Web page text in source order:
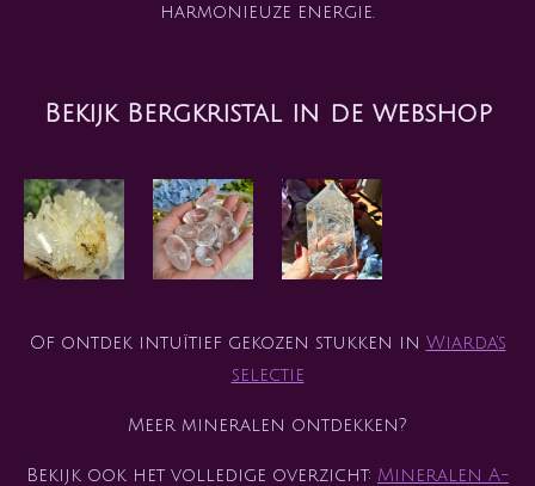
harmonieuze energie.
Bekijk Bergkristal in de webshop
Of ontdek intuïtief gekozen stukken in Wiarda’s
selectie
Meer mineralen ontdekken?
Bekijk ook het volledige overzicht: Mineralen A-